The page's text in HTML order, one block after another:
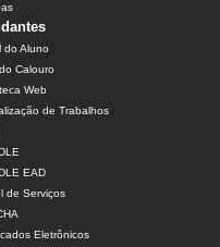
do Aluno
Calouro
Web
de Trabalhos
EAD
de Serviços
Eletrônicos